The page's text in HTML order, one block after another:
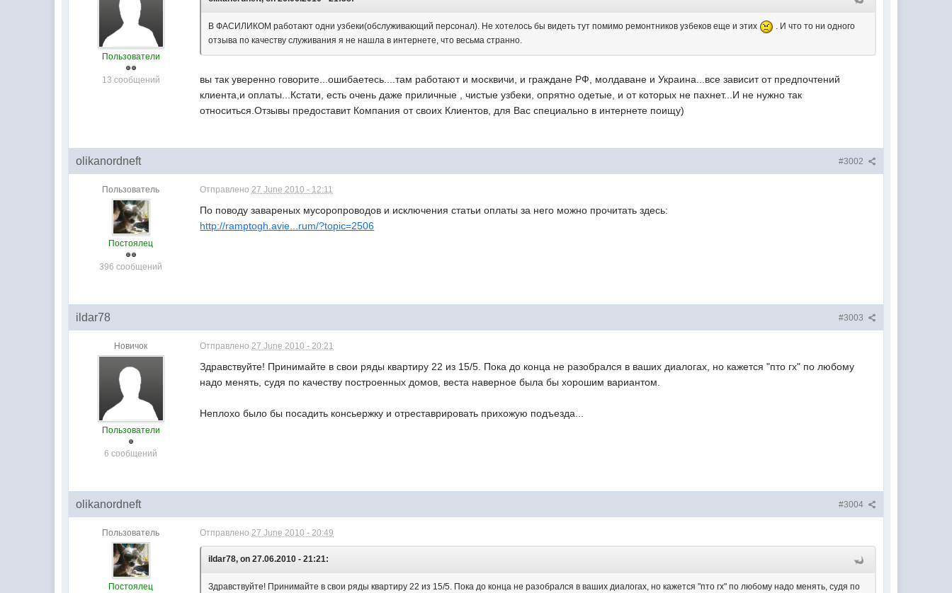
Пользователи
13 сообщений
В ФАСИЛИКОМ работают одни узбеки(обслуживающий персонал). Не хотелось бы видеть тут помимо ремонтников узбеков еще и этих
. И что то ни одного
отзыва по качеству служивания я не нашла в интернете, что весьма странно.
вы так уверенно говорите...ошибаетесь....там работают и москвичи, и граждане РФ, молдаване и Украина...все зависит от предпочтений
клиента,и оплаты...Кстати, есть очень даже приличные , чистые узбеки, опрятно одетые, и от которых не пахнет...И не нужно так
относиться.Отзывы предоставит Компания от своих Клиентов, для Вас специально в интернете поищу)
#3002
olikanordneft
Пользователь
Постоялец
396 сообщений
Отправлено27 June 2010 - 12:11
По поводу завареных мусоропроводов и исключения статьи оплаты за него можно прочитать здесь:
http://ramptogh.avie...rum/?topic=2506
#3003
ildar78
Новичок
Пользователи
6 сообщений
Отправлено27 June 2010 - 20:21
Здравствуйте! Принимайте в свои ряды квартиру 22 из 15/5. Пока до конца не разобрался в ваших диалогах, но кажется "пто гх" по любому
надо менять, судя по качеству построенных домов, веста наверное была бы хорошим вариантом.
Неплохо было бы посадить консьержку и отреставрировать прихожую подъезда...
#3004
olikanordneft
Пользователь
Постоялец
Отправлено27 June 2010 - 20:49
ildar78, on 27.06.2010 - 21:21:
Здравствуйте! Принимайте в свои ряды квартиру 22 из 15/5. Пока до конца не разобрался в ваших диалогах, но кажется "пто гх" по любому надо менять, судя по